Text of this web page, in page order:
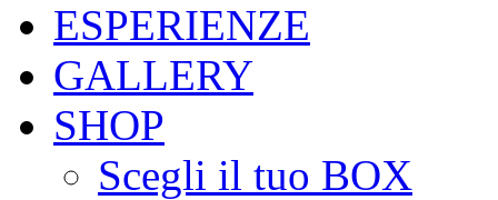
ESPERIENZE
GALLERY
SHOP
Scegli il tuo BOX